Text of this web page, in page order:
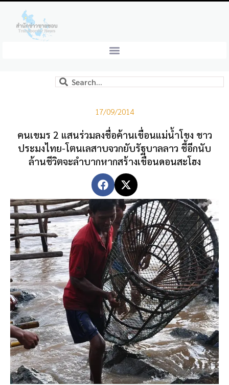
17/09/2014
คนเขมร 2 แสนร่วมลงชื่อค้านเขื่อนแม่น้ำโขง ชาว
ประมงไทย-โตนเลสาบจวกยับรัฐบาลลาว ชี้อีกนับ
ล้านชีวิตจะลำบากหากสร้างเขื่อนดอนสะโฮง